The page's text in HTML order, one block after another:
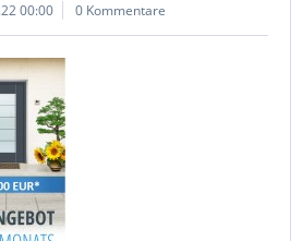
00:00 0 Kommentare